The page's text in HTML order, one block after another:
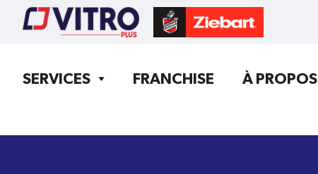
SERVICES FRANCHISE À PROPOS